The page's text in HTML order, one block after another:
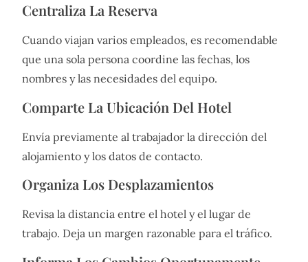
Centraliza La Reserva
Cuando viajan varios empleados, es recomendable
que una sola persona coordine las fechas, los
nombres y las necesidades del equipo.
Comparte La Ubicación Del Hotel
Envía previamente al trabajador la dirección del
alojamiento y los datos de contacto.
Organiza Los Desplazamientos
Revisa la distancia entre el hotel y el lugar de
trabajo. Deja un margen razonable para el tráfico.